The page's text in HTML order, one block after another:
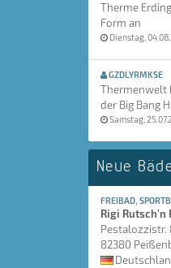
Therme
Form an
Dienstag,
GZDLYRMKSE
Thermenwelt
der Big Bang
Samstag,
Neue
FREIBAD,
Rigi Rutsch'n
Pestalozzistr.
82380